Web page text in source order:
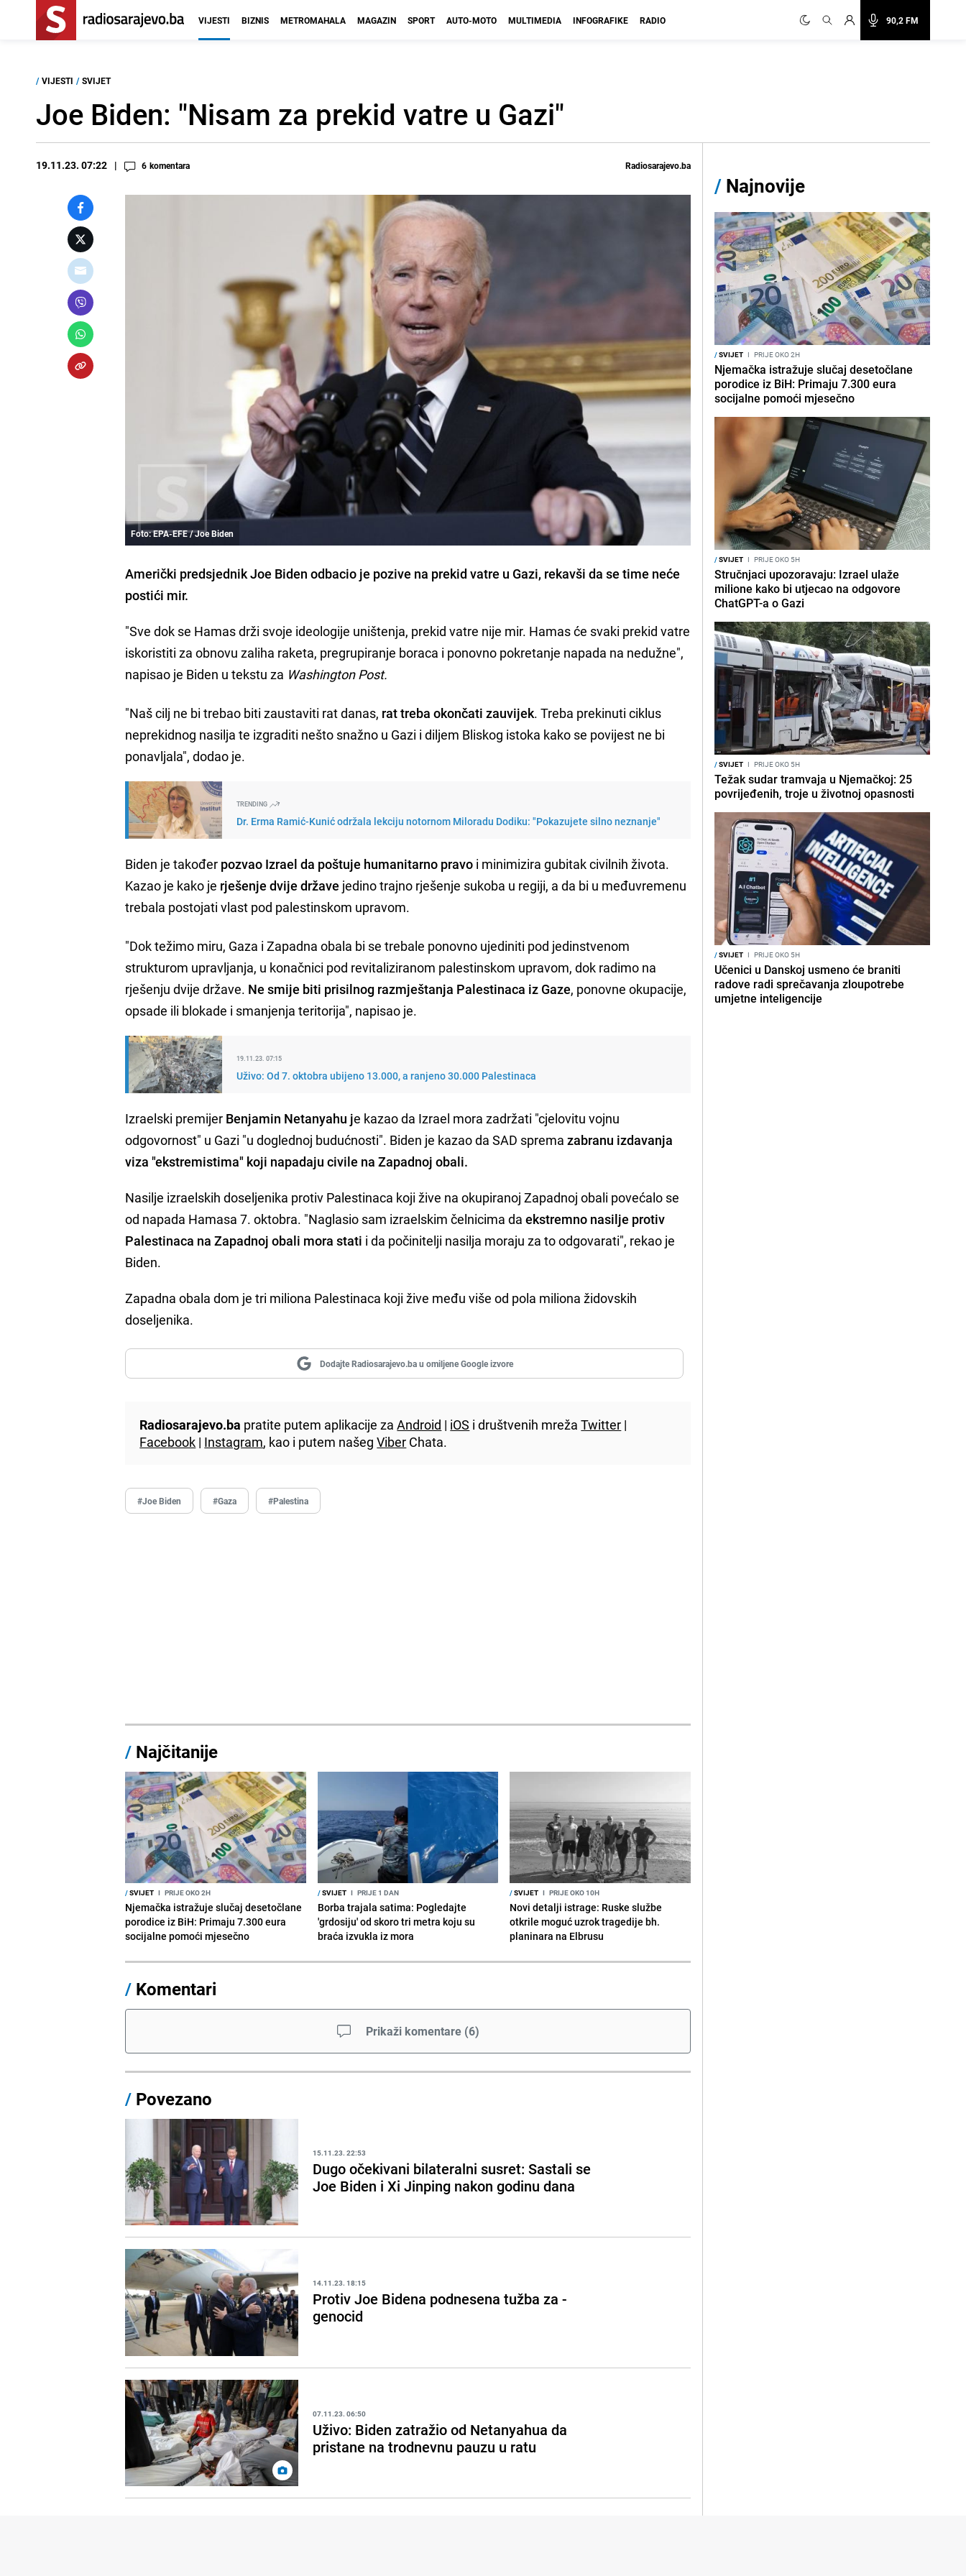
90,2 FM
VIJESTI BIZNIS METROMAHALA MAGAZIN SPORT AUTO-MOTO MULTIMEDIA INFOGRAFIKE RADIO
/ VIJESTI / SVIJET
Joe Biden: "Nisam za prekid vatre u Gazi"
19.11.23. 07:22 6 komentara Radiosarajevo.ba
Foto: EPA-EFE / Joe Biden
Američki predsjednik Joe Biden odbacio je pozive na prekid vatre u Gazi, rekavši da se time neće
postići mir.
"Sve dok se Hamas drži svoje ideologije uništenja, prekid vatre nije mir. Hamas će svaki prekid vatre
iskoristiti za obnovu zaliha raketa, pregrupiranje boraca i ponovno pokretanje napada na nedužne",
napisao je Biden u tekstu za Washington Post.
"Naš cilj ne bi trebao biti zaustaviti rat danas, rat treba okončati zauvijek. Treba prekinuti ciklus
neprekidnog nasilja te izgraditi nešto snažno u Gazi i diljem Bliskog istoka kako se povijest ne bi
ponavljala", dodao je.
TRENDING
Dr. Erma Ramić-Kunić održala lekciju notornom Miloradu Dodiku: "Pokazujete silno neznanje"
Biden je također pozvao Izrael da poštuje humanitarno pravo i minimizira gubitak civilnih života.
Kazao je kako je rješenje dvije države jedino trajno rješenje sukoba u regiji, a da bi u međuvremenu
trebala postojati vlast pod palestinskom upravom.
"Dok težimo miru, Gaza i Zapadna obala bi se trebale ponovno ujediniti pod jedinstvenom
strukturom upravljanja, u konačnici pod revitaliziranom palestinskom upravom, dok radimo na
rješenju dvije države. Ne smije biti prisilnog razmještanja Palestinaca iz Gaze, ponovne okupacije,
opsade ili blokade i smanjenja teritorija", napisao je.
19.11.23. 07:15
Uživo: Od 7. oktobra ubijeno 13.000, a ranjeno 30.000 Palestinaca
Izraelski premijer Benjamin Netanyahu je kazao da Izrael mora zadržati "cjelovitu vojnu
odgovornost" u Gazi "u doglednoj budućnosti". Biden je kazao da SAD spremazabranu izdavanja
viza "ekstremistima" koji napadaju civile na Zapadnoj obali.
Nasilje izraelskih doseljenika protiv Palestinaca koji žive na okupiranoj Zapadnoj obali povećalo se
od napada Hamasa 7. oktobra. "Naglasio sam izraelskim čelnicima daekstremno nasilje protiv
Palestinaca na Zapadnoj obali mora stati i da počinitelji nasilja moraju za to odgovarati", rekao je
Biden.
Zapadna obala dom je tri miliona Palestinaca koji žive među više od pola miliona židovskih
doseljenika.
Dodajte Radiosarajevo.ba u omiljene Google izvore
Radiosarajevo.ba pratite putem aplikacije zaAndroid | iOS i društvenih mrežaTwitter |
Facebook | Instagram, kao i putem našegViber Chata.
#Joe Biden #Gaza #Palestina
/ Najčitanije
/SVIJET I PRIJE OKO 2H
Njemačka istražuje slučaj desetočlane
porodice iz BiH: Primaju 7.300 eura
socijalne pomoći mjesečno
/SVIJET I PRIJE 1 DAN
Borba trajala satima: Pogledajte
'grdosiju' od skoro tri metra koju su
braća izvukla iz mora
/SVIJET I PRIJE OKO 10H
Novi detalji istrage: Ruske službe
otkrile moguć uzrok tragedije bh.
planinara na Elbrusu
/ Komentari
Prikaži komentare (6)
/ Povezano
15.11.23. 22:53
Dugo očekivani bilateralni susret: Sastali se
Joe Biden i Xi Jinping nakon godinu dana
14.11.23. 18:15
Protiv Joe Bidena podnesena tužba za -
genocid
07.11.23. 06:50
Uživo: Biden zatražio od Netanyahua da
pristane na trodnevnu pauzu u ratu
/ Najnovije
/SVIJET I PRIJE OKO 2H
Njemačka istražuje slučaj desetočlane
porodice iz BiH: Primaju 7.300 eura
socijalne pomoći mjesečno
/SVIJET I PRIJE OKO 5H
Stručnjaci upozoravaju: Izrael ulaže
milione kako bi utjecao na odgovore
ChatGPT-a o Gazi
/SVIJET I PRIJE OKO 5H
Težak sudar tramvaja u Njemačkoj: 25
povrijeđenih, troje u životnoj opasnosti
/SVIJET I PRIJE OKO 5H
Učenici u Danskoj usmeno će braniti
radove radi sprečavanja zloupotrebe
umjetne inteligencije